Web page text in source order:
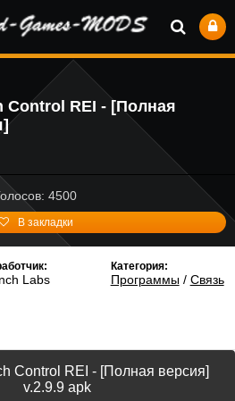
Control REI - [Полная
4500
В закладки
Labs
Категория:
Программы/ Связь
Control REI - [Полная версия]
v.2.9.9 apk